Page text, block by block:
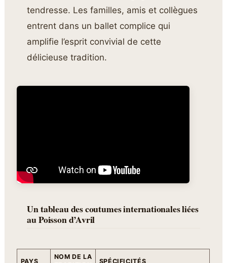
tendresse. Les familles, amis et collègues
entrent dans un ballet complice qui
amplifie l’esprit convivial de cette
délicieuse tradition.
Un tableau des coutumes internationales liées
au Poisson d’Avril
PAYS
NOM DE LA
SPÉCIFICITÉS